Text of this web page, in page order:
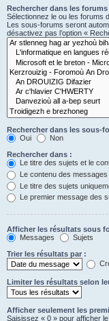
Rechercher dans les forums
Sélectionnez le ou les forums
Les sous-forums seront
désactivez pas l’option «
Rechercher dans les sous-
Oui
Non
Rechercher dans :
Le titre des sujets et le
Le contenu des messages
Le titre des sujets
Le premier message des
Afficher les résultats sous
Messages
Sujets
Trier les résultats par :
Limiter les résultats selon
Afficher seulement les
Saisissez « 0 » pour afficher